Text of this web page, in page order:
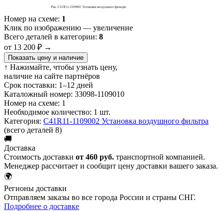
Номер на схеме: 1
Клик по изображению — увеличение
Всего деталей в категории: 8
от 13 200 ₽ →
Показать цену и наличие
↑ Нажимайте, чтобы узнать цену,
наличие на сайте партнёров
Срок поставки: 1–12 дней
Каталожный номер: 33098-1109010
Номер на схеме: 1
Необходимое количество: 1 шт.
Категория: С41R11-1109002 Установка воздушного фильтра
(всего деталей 8)
🚚
Доставка
Стоимость доставки от 460 руб. транспортной компанией.
Менеджер рассчитает и сообщит цену доставки вашего заказа.
🌍
Регионы доставки
Отправляем заказы во все города России и страны СНГ.
Подробнее о доставке